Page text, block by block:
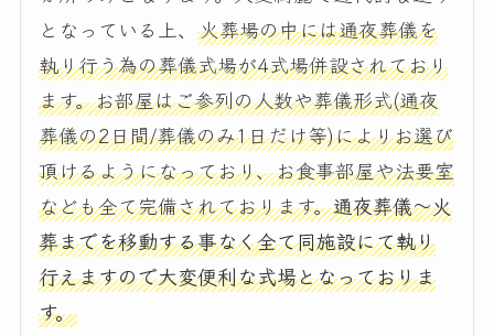
となっている上、火葬場の中には通夜葬儀を
執り行う為の葬儀式場が4式場併設されており
ます。お部屋はご参列の人数や葬儀形式(通夜
葬儀の2日間/葬儀のみ1日だけ等)によりお選び
頂けるようになっており、お食事部屋や法要室
なども全て完備されております。通夜葬儀～火
葬までを移動する事なく全て同施設にて執り
行えますので大変便利な式場となっておりま
す。